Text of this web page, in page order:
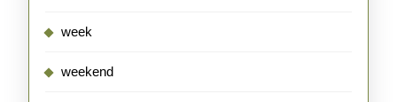
week
weekend